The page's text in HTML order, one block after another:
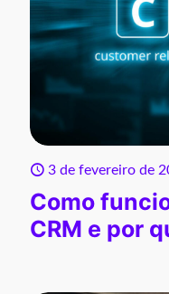
3 de fevereiro de
Como
CRM e por